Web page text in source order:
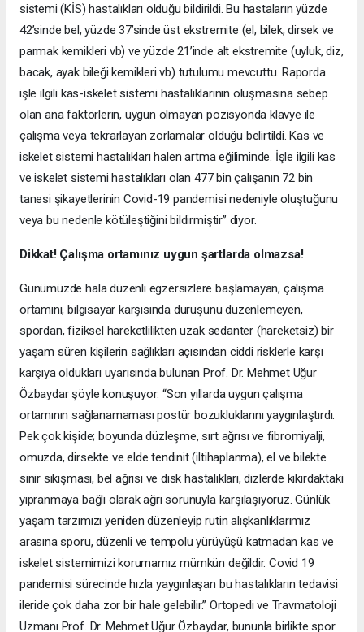
sistemi (KİS) hastalıkları olduğu bildirildi. Bu hastaların yüzde
42’sinde bel, yüzde 37’sinde üst ekstremite (el, bilek, dirsek ve
parmak kemikleri vb) ve yüzde 21’inde alt ekstremite (uyluk, diz,
bacak, ayak bileği kemikleri vb) tutulumu mevcuttu. Raporda
işle ilgili kas-iskelet sistemi hastalıklarının oluşmasına sebep
olan ana faktörlerin, uygun olmayan pozisyonda klavye ile
çalışma veya tekrarlayan zorlamalar olduğu belirtildi. Kas ve
iskelet sistemi hastalıkları halen artma eğiliminde. İşle ilgili kas
ve iskelet sistemi hastalıkları olan 477 bin çalışanın 72 bin
tanesi şikayetlerinin Covid-19 pandemisi nedeniyle oluştuğunu
veya bu nedenle kötüleştiğini bildirmiştir” diyor.
Dikkat! Çalışma ortamınız uygun şartlarda olmazsa!
Günümüzde hala düzenli egzersizlere başlamayan, çalışma
ortamını, bilgisayar karşısında duruşunu düzenlemeyen,
spordan, fiziksel hareketlilikten uzak sedanter (hareketsiz) bir
yaşam süren kişilerin sağlıkları açısından ciddi risklerle karşı
karşıya oldukları uyarısında bulunan Prof. Dr. Mehmet Uğur
Özbaydar şöyle konuşuyor: “Son yıllarda uygun çalışma
ortamının sağlanamaması postür bozukluklarını yaygınlaştırdı.
Pek çok kişide; boyunda düzleşme, sırt ağrısı ve fibromiyalji,
omuzda, dirsekte ve elde tendinit (iltihaplanma), el ve bilekte
sinir sıkışması, bel ağrısı ve disk hastalıkları, dizlerde kıkırdaktaki
yıpranmaya bağlı olarak ağrı sorunuyla karşılaşıyoruz. Günlük
yaşam tarzımızı yeniden düzenleyip rutin alışkanlıklarımız
arasına sporu, düzenli ve tempolu yürüyüşü katmadan kas ve
iskelet sistemimizi korumamız mümkün değildir. Covid 19
pandemisi sürecinde hızla yaygınlaşan bu hastalıkların tedavisi
ileride çok daha zor bir hale gelebilir.” Ortopedi ve Travmatoloji
Uzmanı Prof. Dr. Mehmet Uğur Özbaydar, bununla birlikte spor